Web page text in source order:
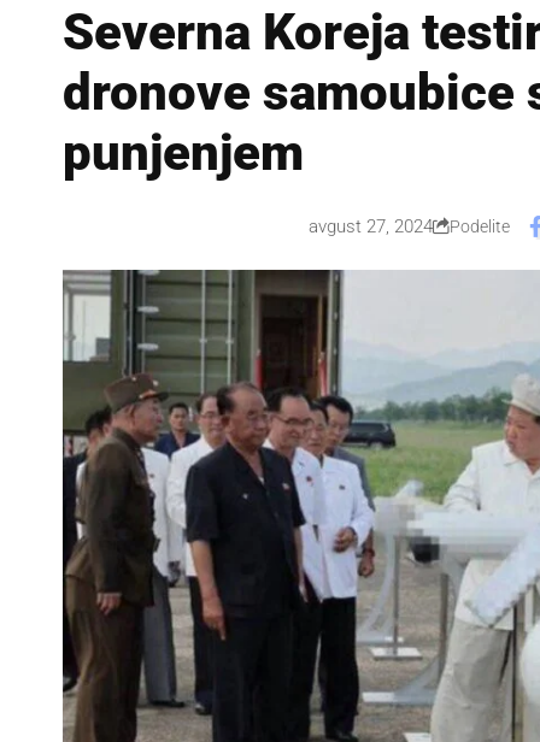
Severna Koreja
dronove samoubice
punjenjem
avgust 27, 2024 Podelite